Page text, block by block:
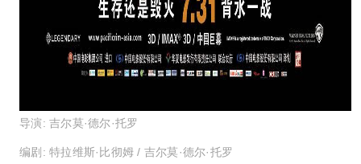
导演: 吉尔莫·德尔·托罗
编剧: 特拉维斯·比彻姆 / 吉尔莫·德尔·托罗